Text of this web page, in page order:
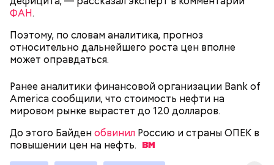
ФАН.
Поэтому, по словам аналитика, прогноз
относительно дальнейшего роста цен вполне
может оправдаться.
Ранее аналитики финансовой организации Bank of
America сообщили, что стоимость нефти на
мировом рынке вырастет до 120 долларов.
До этого Байденобвинил Россию и страны ОПЕК в
повышении цен на нефть.
Социальному вычету подлежат расходы не только
Например, возврат налогов по медицинским
расходам можно получить за лечение своих детей,
супруга или родителей, по оплате
Стандартные вычеты полагаются определенным
льготным категориям (участники Великой
т. д.), а также родителям или опекунам
несовершеннолетних детей. Этот тип вычета
действует ежемесячно.